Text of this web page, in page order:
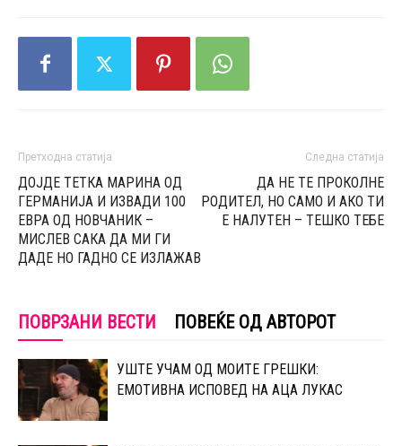
Претходна статија
ДОЈДЕ ТЕТКА МАРИНА ОД
ГЕРМАНИЈА И ИЗВАДИ 100
ЕВРА ОД НОВЧАНИК –
МИСЛЕВ САКА ДА МИ ГИ
ДАДЕ НО ГАДНО СЕ ИЗЛАЖАВ
Следна статија
ДА НЕ ТЕ ПРОКОЛНЕ
РОДИТЕЛ, НО САМО И АКО ТИ
Е НАЛУТЕН – ТЕШКО ТЕБЕ
ПОВРЗАНИ ВЕСТИ ПОВЕЌЕ ОД АВТОРОТ
УШТЕ УЧАМ ОД МОИТЕ ГРЕШКИ:
ЕМОТИВНА ИСПОВЕД НА АЦА ЛУКАС